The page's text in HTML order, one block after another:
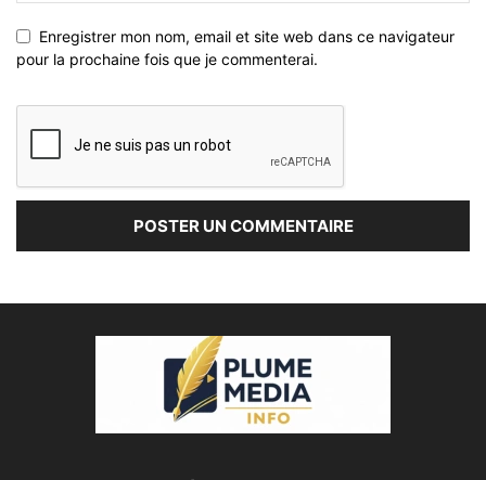
Enregistrer mon nom, email et site web dans ce navigateur
pour la prochaine fois que je commenterai.